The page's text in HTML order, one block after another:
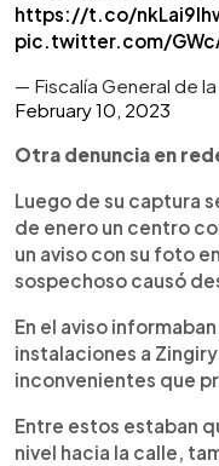
https://t.co/
pic.twitter.com/
— Fiscalía General de
February 10, 2023
Otra denuncia en
Luego de su captura
de enero un centro
un aviso con su foto
sospechoso causó
En el aviso
instalaciones a
inconvenientes que
Entre estos estaban
nivel hacia la calle,